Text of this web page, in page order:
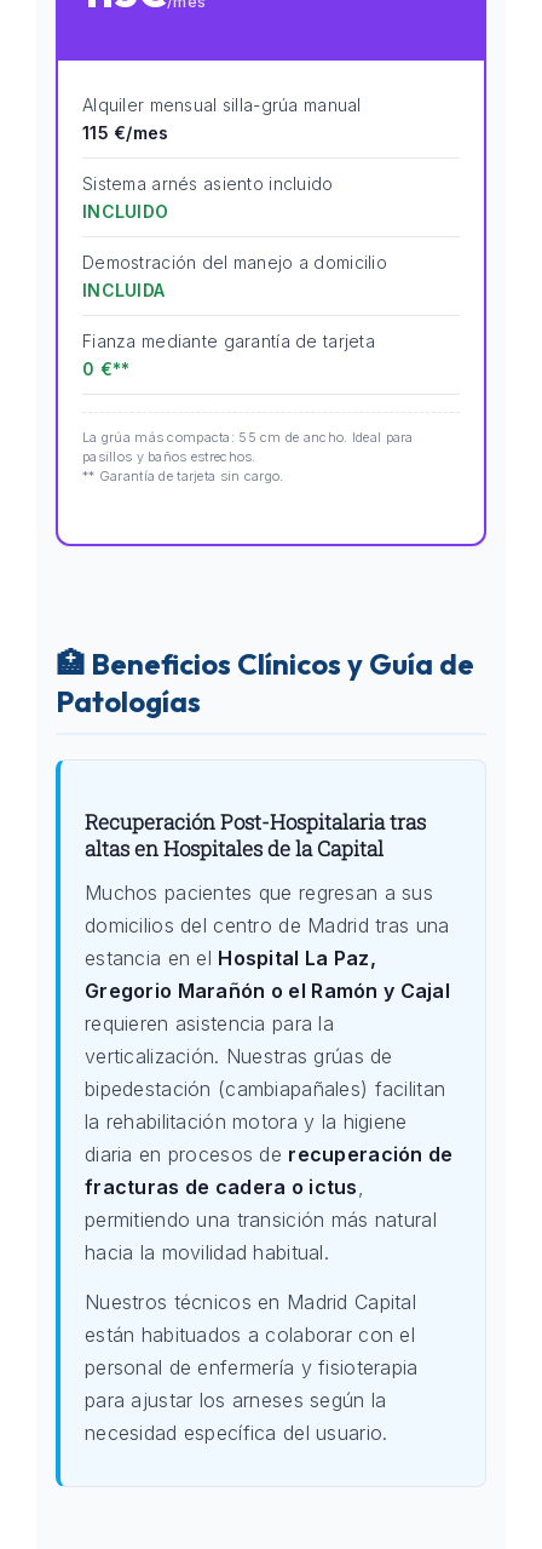
Alquiler mensual silla-grúa manual
115 €/mes
Sistema arnés asiento incluido
INCLUIDO
Demostración del manejo a domicilio
INCLUIDA
Fianza mediante garantía de tarjeta
0 €**
La grúa más compacta: 55 cm de ancho. Ideal para
pasillos y baños estrechos.
** Garantía de tarjeta sin cargo.
🏥 Beneficios Clínicos y Guía de
Patologías
Recuperación Post-Hospitalaria tras
altas en Hospitales de la Capital
Muchos pacientes que regresan a sus
domicilios del centro de Madrid tras una
estancia en el Hospital La Paz,
Gregorio Marañón o el Ramón y Cajal
requieren asistencia para la
verticalización. Nuestras grúas de
bipedestación (cambiapañales) facilitan
la rehabilitación motora y la higiene
diaria en procesos de recuperación de
fracturas de cadera o ictus,
permitiendo una transición más natural
hacia la movilidad habitual.
Nuestros técnicos en Madrid Capital
están habituados a colaborar con el
personal de enfermería y fisioterapia
para ajustar los arneses según la
necesidad específica del usuario.